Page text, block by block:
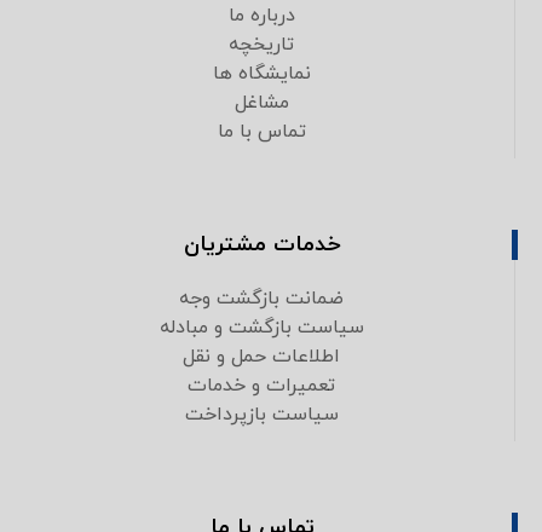
درباره ما
تاریخچه
نمایشگاه ها
مشاغل
تماس با ما
خدمات مشتریان
ضمانت بازگشت وجه
سیاست بازگشت و مبادله
اطلاعات حمل و نقل
تعمیرات و خدمات
سیاست بازپرداخت